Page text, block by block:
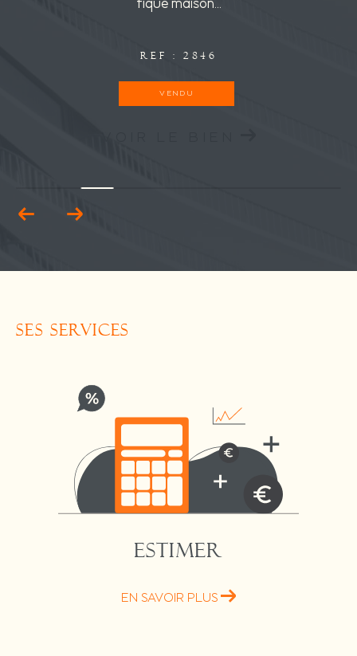
fique maison...
REF : 2846
VENDU
SES SERVICES
ESTIMER
EN SAVOIR PLUS